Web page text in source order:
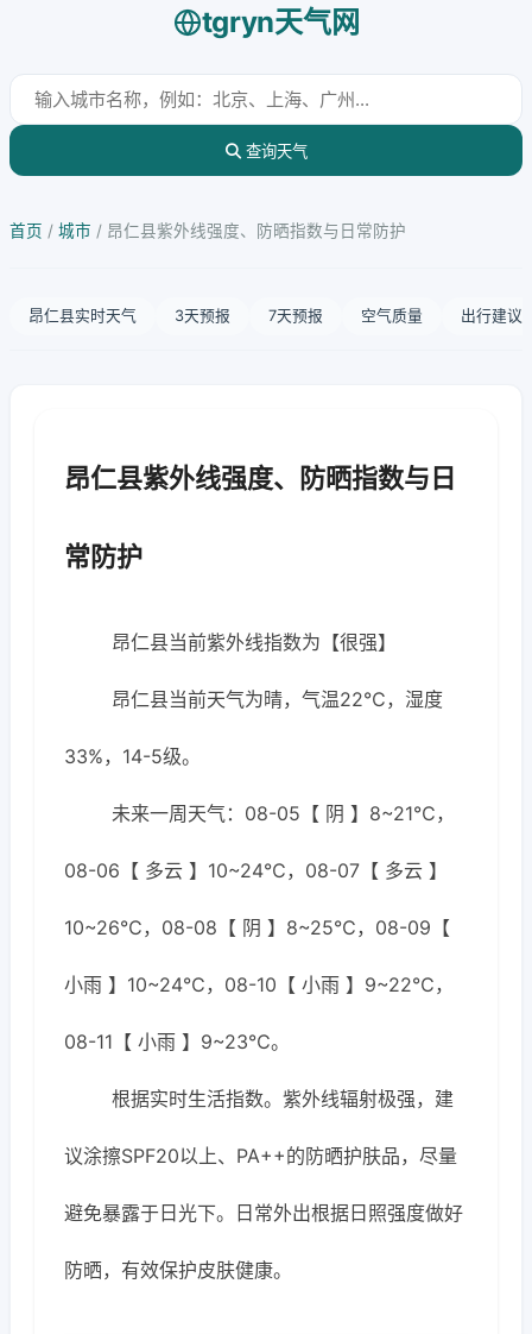
tgryn天气网
查询天气
首页 / 城市 / 昂仁县紫外线强度、防晒指数与日常防护
昂仁县实时天气 3天预报 7天预报 空气质量 出行建议
昂仁县紫外线强度、防晒指数与日
常防护
昂仁县当前紫外线指数为【很强】
昂仁县当前天气为晴，气温22℃，湿度
33%，14-5级。
未来一周天气：08-05【 阴 】8~21℃，
08-06【 多云 】10~24℃，08-07【 多云 】
10~26℃，08-08【 阴 】8~25℃，08-09【
小雨 】10~24℃，08-10【 小雨 】9~22℃，
08-11【 小雨 】9~23℃。
根据实时生活指数。紫外线辐射极强，建
议涂擦SPF20以上、PA++的防晒护肤品，尽量
避免暴露于日光下。日常外出根据日照强度做好
防晒，有效保护皮肤健康。